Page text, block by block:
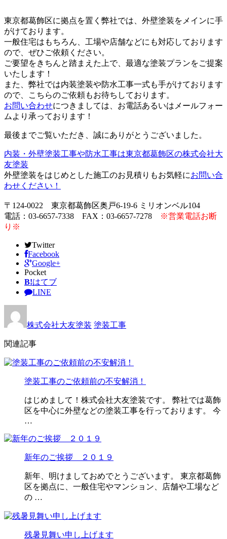
東京都葛飾区に拠点を置く弊社では、外壁塗装をメインに手
がけております。
一般住宅はもちろん、工場や店舗などにも対応しております
ので、ぜひご依頼ください。
ご要望をきちんと踏まえた上で、最適な塗装プランをご提案
いたします！
また、弊社では内装塗装や防水工事一式も手がけております
ので、こちらのご依頼もお待ちしております。
お問い合わせにつきましては、お電話あるいはメールフォー
ムより承っております！
最後までご覧いただき、誠にありがとうございました。
内装・外壁塗装工事や防水工事は東京都葛飾区の株式会社大
友塗装
外壁塗装をはじめとした施工のお見積りもお気軽にお問い合
わせください！
〒124-0022 東京都葛飾区奥戸6-19-6 ミリオンベル104
電話：03-6657-7338 FAX：03-6657-7278
※営業電話お断
り※
Twitter
Facebook
Google+
Pocket
B!はてブ
LINE
株式会社大友塗装 塗装工事
関連記事
塗装工事のご依頼前の不安解消！
はじめまして！株式会社大友塗装です。 弊社では葛飾
区を中心に外壁などの塗装工事を行っております。 今
…
新年のご挨拶 ２０１９
新年、明けましておめでとうございます。 東京都葛飾
区を拠点に、一般住宅やマンション、店舗や工場など
の …
残暑見舞い申し上げます